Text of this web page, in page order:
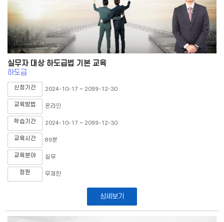
실무자 대상 하도급법 기본 교육
하도급
신청기간 2024-10-17 ~ 2099-12-30
교육방법 온라인
학습기간 2024-10-17 ~ 2099-12-30
교육시간 89분
교육분야 실무
정원 무제한
상세보기